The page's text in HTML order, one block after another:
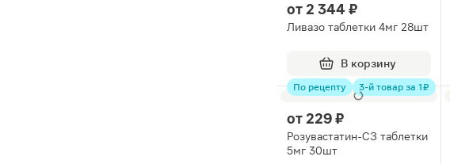
от 2 344 ₽
Ливазо таблетки 4мг 28шт
В корзину
По рецепту 3-й товар за 1 ₽
от 229 ₽
Розувастатин-СЗ таблетки
5мг 30шт